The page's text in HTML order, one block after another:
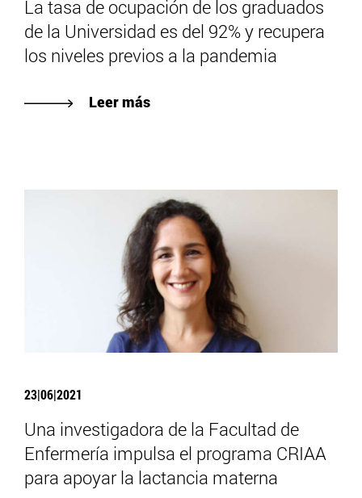
La tasa de ocupación de los graduados
de la Universidad es del 92% y recupera
los niveles previos a la pandemia
Leer más
23|06|2021
Una investigadora de la Facultad de
Enfermería impulsa el programa CRIAA
para apoyar la lactancia materna